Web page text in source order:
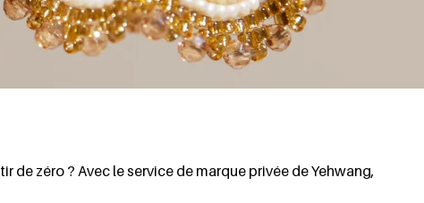
zéro ? Avec le service de marque privée de Yehwang,